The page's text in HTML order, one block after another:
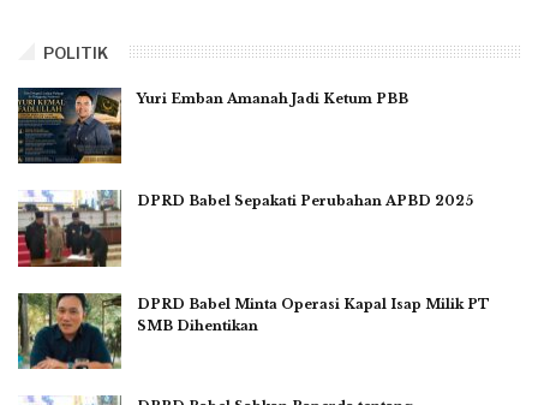
POLITIK
Yuri Emban Amanah Jadi Ketum PBB
DPRD Babel Sepakati Perubahan APBD 2025
DPRD Babel Minta Operasi Kapal Isap Milik PT
SMB Dihentikan